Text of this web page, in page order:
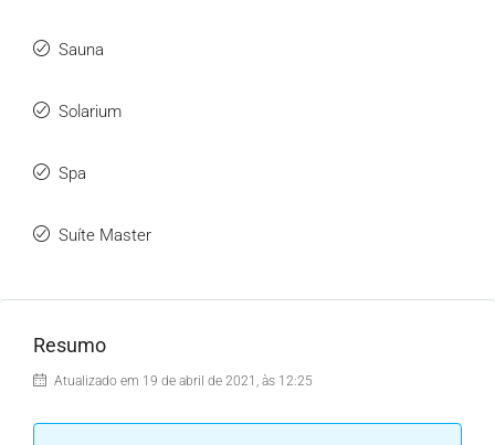
Sauna
Solarium
Spa
Suíte Master
Resumo
Atualizado em 19 de abril de 2021, às 12:25